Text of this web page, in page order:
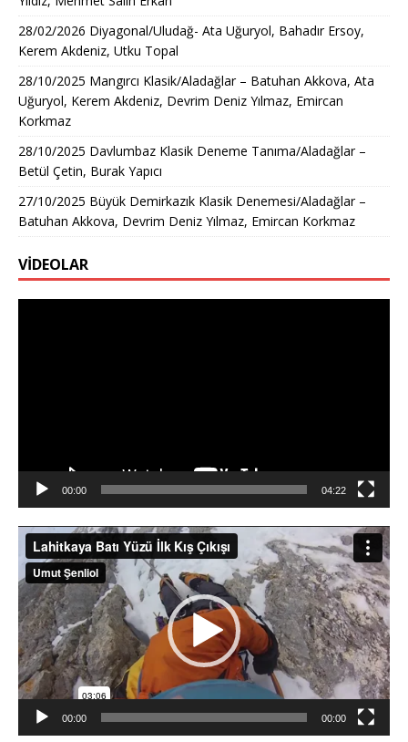
28/02/2026 Diyagonal/Uludağ- Ata Uğuryol, Bahadır Ersoy,
Kerem Akdeniz, Utku Topal
28/10/2025 Mangırcı Klasik/Aladağlar – Batuhan Akkova, Ata
Uğuryol, Kerem Akdeniz, Devrim Deniz Yılmaz, Emircan
Korkmaz
28/10/2025 Davlumbaz Klasik Deneme Tanıma/Aladağlar –
Betül Çetin, Burak Yapıcı
27/10/2025 Büyük Demirkazık Klasik Denemesi/Aladağlar –
Batuhan Akkova, Devrim Deniz Yılmaz, Emircan Korkmaz
VİDEOLAR
00:00 04:22
Video
oynatıcı
00:00 00:00